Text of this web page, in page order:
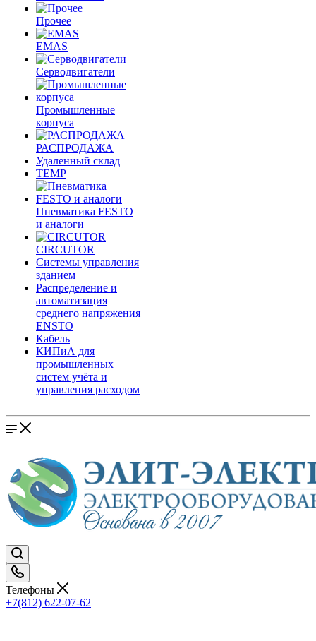
Прочее
EMAS
Cерводвигатели
Промышленные
корпуса
РАСПРОДАЖА
Удаленный склад
TEMP
Пневматика FESTO
и аналоги
CIRCUTOR
Системы управления
зданием
Распределение и
автоматизация
среднего напряжения
ENSTO
Кабель
КИПиА для
промышленных
систем учёта и
управления расходом
Телефоны
+7(812) 622-07-62